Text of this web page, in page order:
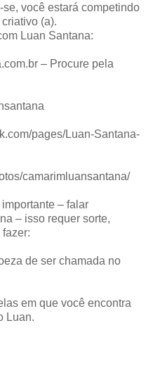
você estará competindo
(a).
Luan Santana:
– Procure pela
pages/Luan-Santana-
camarimluansantana/
– falar
– isso requer sorte,
de ser chamada no
em que você encontra
Luan.